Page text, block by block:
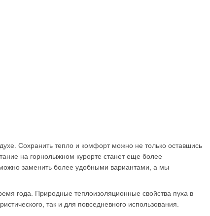
Сохранить тепло и комфорт можно не только оставшись
на горнолыжном курорте станет еще более
заменить более удобными вариантами, а мы
года. Природные теплоизоляционные свойства пуха в
так и для повседневного использования.